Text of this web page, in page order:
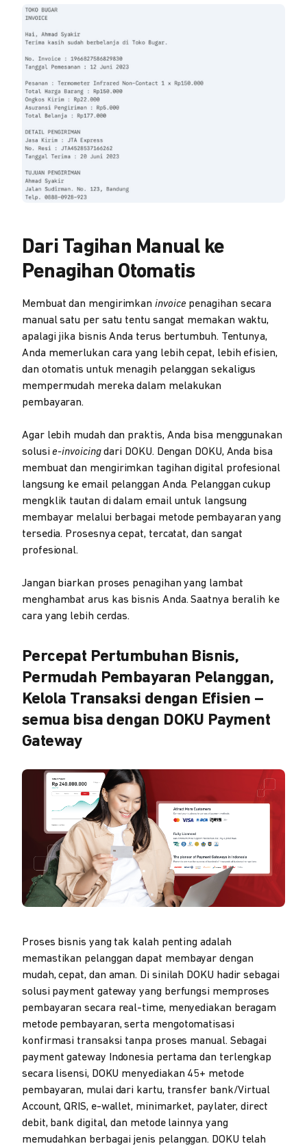
Dari Tagihan Manual ke
Penagihan Otomatis
Membuat dan mengirimkaninvoice penagihan secara
manual satu per satu tentu sangat memakan waktu,
apalagi jika bisnis Anda terus bertumbuh. Tentunya,
Anda memerlukan cara yang lebih cepat, lebih efisien,
dan otomatis untuk menagih pelanggan sekaligus
mempermudah mereka dalam melakukan
pembayaran.
Agar lebih mudah dan praktis, Anda bisa menggunakan
solusie-invoicingdari DOKU. Dengan DOKU, Anda bisa
membuat dan mengirimkan tagihan digital profesional
langsung ke email pelanggan Anda. Pelanggan cukup
mengklik tautan di dalam email untuk langsung
membayar melalui berbagai metode pembayaran yang
tersedia. Prosesnya cepat, tercatat, dan sangat
profesional.
Jangan biarkan proses penagihan yang lambat
menghambat arus kas bisnis Anda. Saatnya beralih ke
cara yang lebih cerdas.
Percepat Pertumbuhan Bisnis,
Permudah Pembayaran Pelanggan,
Kelola Transaksi dengan Efisien –
semua bisa dengan DOKU Payment
Gateway
Proses bisnis yang tak kalah penting adalah
memastikan pelanggan dapat membayar dengan
mudah, cepat, dan aman. Di sinilah DOKU hadir sebagai
solusi payment gateway yang berfungsi memproses
pembayaran secara real-time, menyediakan beragam
metode pembayaran, serta mengotomatisasi
konfirmasi transaksi tanpa proses manual. Sebagai
payment gateway Indonesia pertama dan terlengkap
secara lisensi, DOKU menyediakan 45+ metode
pembayaran, mulai dari kartu, transfer bank/Virtual
Account, QRIS, e-wallet, minimarket, paylater, direct
debit, bank digital, dan metode lainnya yang
memudahkan berbagai jenis pelanggan. DOKU telah